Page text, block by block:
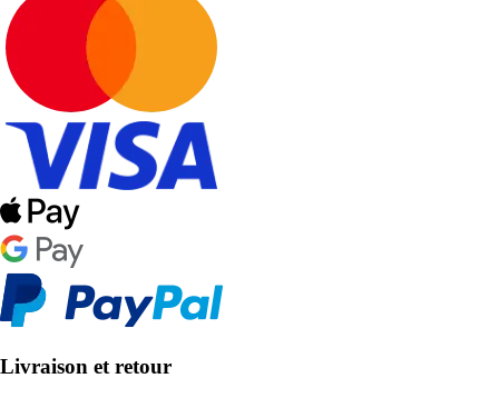
Livraison et retour